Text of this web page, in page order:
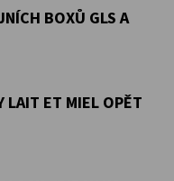
BOXŮ GLS A
LAIT ET MIEL OPĚT